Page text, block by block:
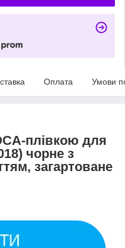
Оплата Умови
плівкою для
чорне з
загартоване